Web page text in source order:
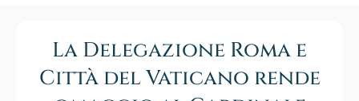
La Delegazione Roma e
Città del Vaticano rende